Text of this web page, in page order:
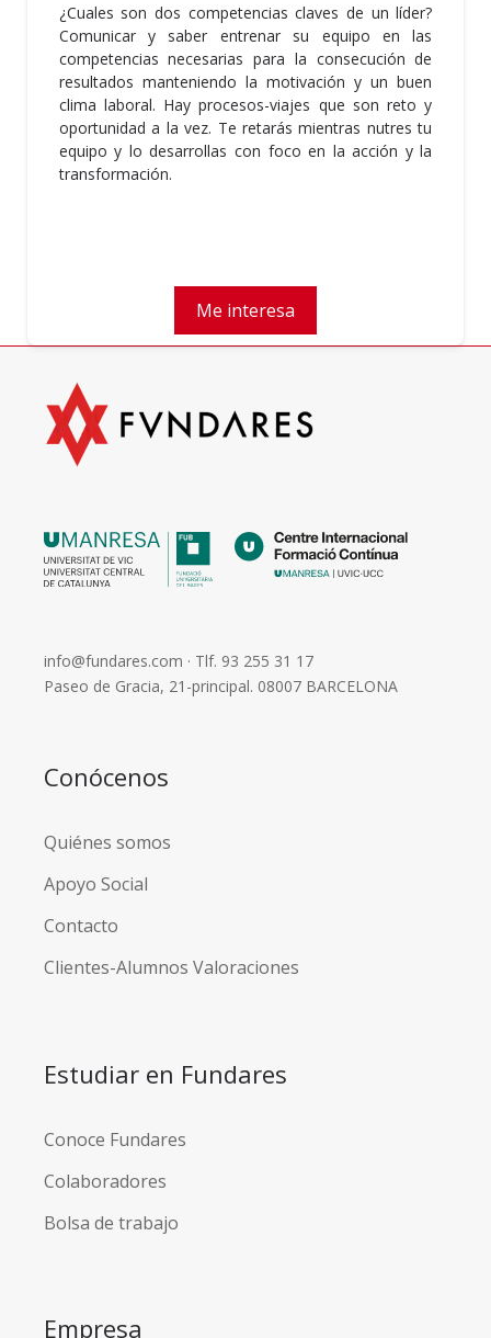
¿Cuales son dos competencias claves de un líder?
Comunicar y saber entrenar su equipo en las
competencias necesarias para la consecución de
resultados manteniendo la motivación y un buen
clima laboral. Hay procesos-viajes que son reto y
oportunidad a la vez. Te retarás mientras nutres tu
equipo y lo desarrollas con foco en la acción y la
transformación.
Me interesa
info@fundares.com · Tlf. 93 255 31 17
Paseo de Gracia, 21-principal. 08007 BARCELONA
Conócenos
Quiénes somos
Apoyo Social
Contacto
Clientes-Alumnos Valoraciones
Estudiar en Fundares
Conoce Fundares
Colaboradores
Bolsa de trabajo
Empresa